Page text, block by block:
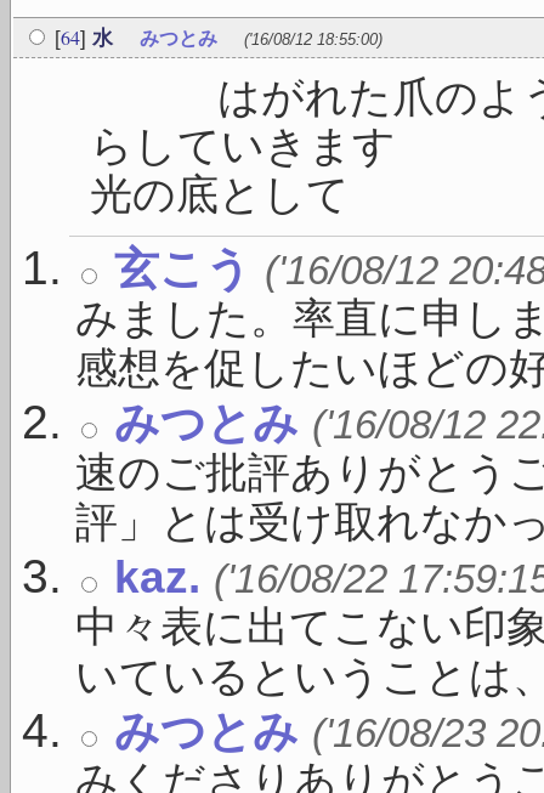
[64] 水 みつとみ ('16/08/12 18:55:00)
はがれた爪のよう
らしてい
光の底とし
玄こう ('16/08/12
みました。率直に申し
感想を促したいほどの
みつとみ ('16/08/12
速のご批評ありがとう
評」とは受け取れなか
kaz. ('16/08/22
中々表に出てこない印
いているということは
みつとみ ('16/08/23